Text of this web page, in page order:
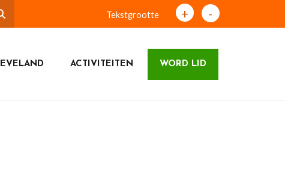
Tekstgrootte + -
ACTIVITEITEN WORD LID